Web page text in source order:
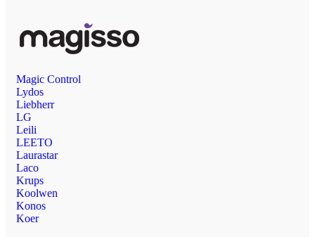
Magic Control
Lydos
Liebherr
LG
Leili
LEETO
Laurastar
Laco
Krups
Koolwen
Konos
Koer